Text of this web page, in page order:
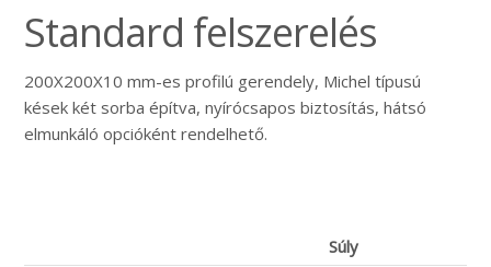
Standard felszerelés
200X200X10 mm-es profilú gerendely, Michel típusú
kések két sorba építva, nyírócsapos biztosítás, hátsó
elmunkáló opcióként rendelhető.
Súly